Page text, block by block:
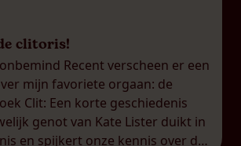
clitoris!
Recent verscheen er een
mijn favoriete orgaan: de
Clit: Een korte geschiedenis
genot van Kate Lister duikt in
en spijkert onze kennis over de